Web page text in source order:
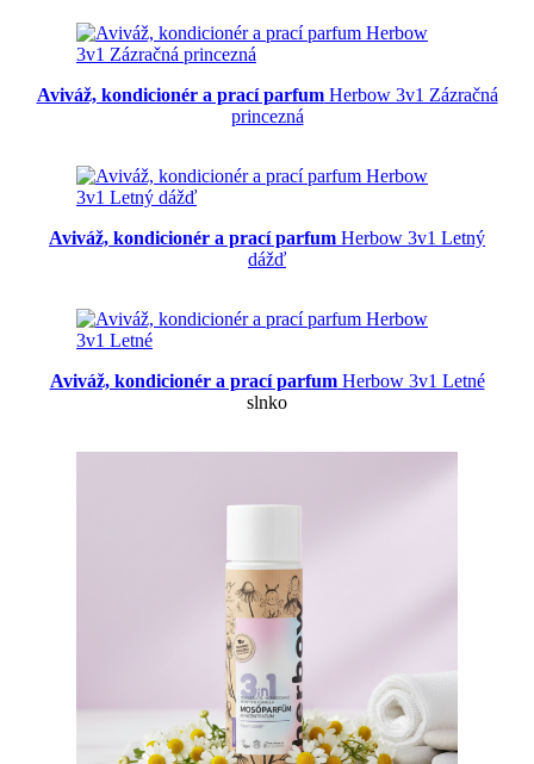
Aviváž, kondicionér a prací parfumHerbow 3v1 Zázračná
princezná
Aviváž, kondicionér a prací parfum Herbow 3v1 Letný
dážď
Aviváž, kondicionér a prací parfumHerbow 3v1 Letné
slnko